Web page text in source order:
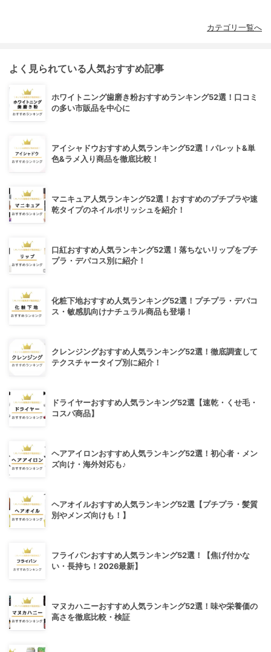
カテゴリ一覧へ
よく見られている人気おすすめ記事
ホワイトニング歯磨き粉おすすめランキング52選！口コミ
の多い市販品を中心に
アイシャドウおすすめ人気ランキング52選！パレット&単
色&ラメ入り商品を徹底比較！
マニキュア人気ランキング52選！おすすめのプチプラや速
乾タイプのネイルポリッシュを紹介！
口紅おすすめ人気ランキング52選！落ちないリップをプチ
プラ・デパコス別に紹介！
化粧下地おすすめ人気ランキング52選！プチプラ・デパコ
ス・敏感肌向けナチュラル商品も登場！
クレンジングおすすめ人気ランキング52選！徹底調査して
テクスチャータイプ別に紹介！
ドライヤーおすすめ人気ランキング52選【速乾・くせ毛・
コスパ商品】
ヘアアイロンおすすめ人気ランキング52選！初心者・メン
ズ向け・海外対応も♪
ヘアオイルおすすめ人気ランキング52選【プチプラ・髪質
別やメンズ向けも！】
フライパンおすすめ人気ランキング52選！【焦げ付かな
い・長持ち！2026最新】
マヌカハニーおすすめ人気ランキング52選！味や栄養価の
高さを徹底比較・検証